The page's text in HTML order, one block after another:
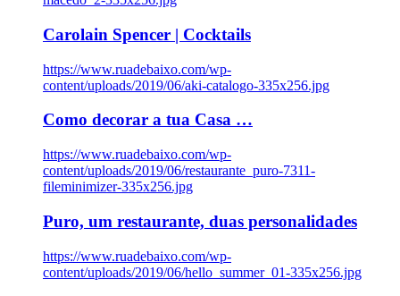
Carolain Spencer | Cocktails
https://www.ruadebaixo.com/wp-
content/uploads/2019/06/aki-catalogo-335x256.jpg
Como decorar a tua Casa …
https://www.ruadebaixo.com/wp-
content/uploads/2019/06/restaurante_puro-7311-
fileminimizer-335x256.jpg
Puro, um restaurante, duas personalidades
https://www.ruadebaixo.com/wp-
content/uploads/2019/06/hello_summer_01-335x256.jpg